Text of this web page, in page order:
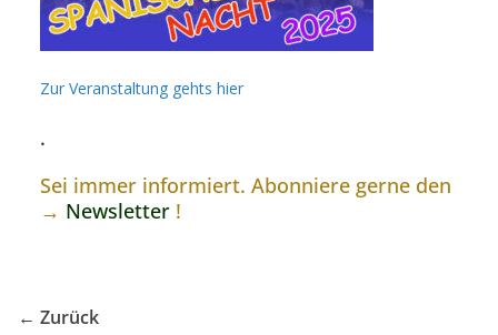
Zur Veranstaltung gehts hier
.
Sei immer informiert. Abonniere gerne den
→ Newsletter !
← Zurück